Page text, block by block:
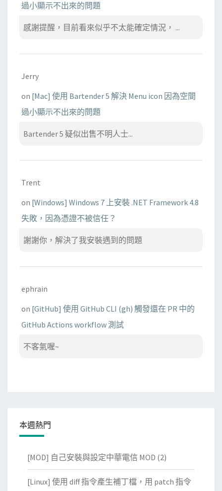
過小顯示不出來的問題
感謝提醒，目前看來似乎不太能確定情況， ...
Jerry
on [Mac] 使用 Bartender 5 解決 Menu icon 因為空間
過小顯示不出來的問題
Bartender 5 疑似出售不明人士...
Trent
on [Windows] Windows 7 上安裝 .NET Framework 4.8
失敗，因為憑證不被信任？
謝謝你，解決了我安裝遇到的問題
ephrain
on [GitHub] 使用 GitHub CLI (gh) 觸發還在 PR 中的
GitHub Actions workflow 測試
不客氣喔~
本週熱門
[MOD] 自己安裝與設定中華電信 MOD (2)
[Linux] 使用 diff 指令產生補丁檔，用 patch 指令